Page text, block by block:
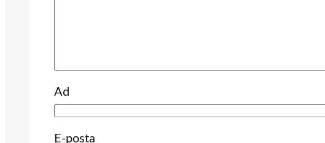
Ad
E-posta